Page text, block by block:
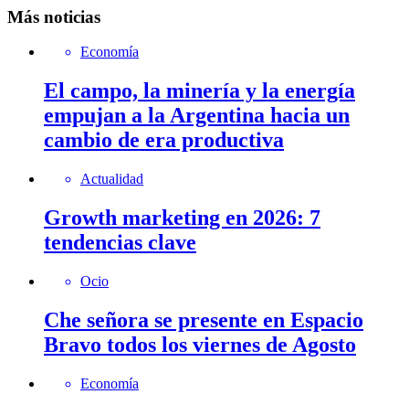
Más noticias
Economía
El campo, la minería y la energía
empujan a la Argentina hacia un
cambio de era productiva
Actualidad
Growth marketing en 2026: 7
tendencias clave
Ocio
Che señora se presente en Espacio
Bravo todos los viernes de Agosto
Economía